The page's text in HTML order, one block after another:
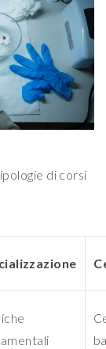
di corsi